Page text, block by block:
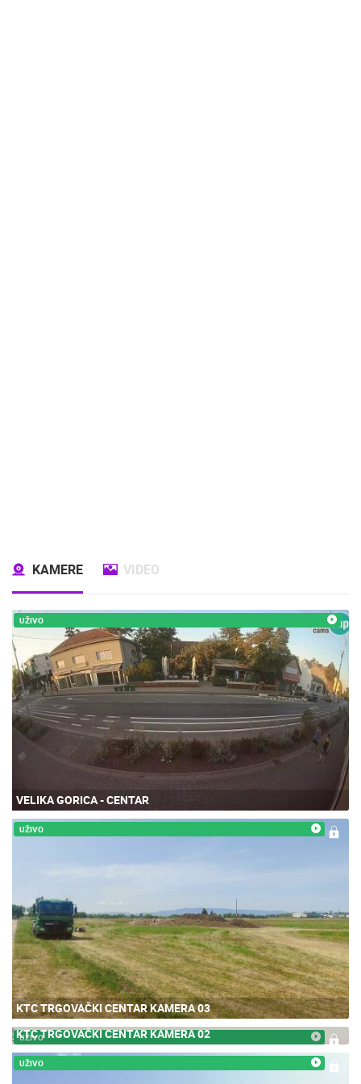
KAMERE VIDEO
UŽIVO
VELIKA GORICA - CENTAR
UŽIVO
KTC TRGOVAČKI CENTAR KAMERA 03
UŽIVO
KTC TRGOVAČKI CENTAR KAMERA 02
UŽIVO